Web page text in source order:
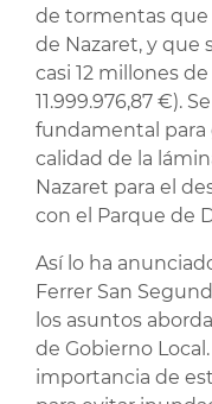
de tormentas que
de Nazaret, y que
casi 12 millones
11.999.976,87 €).
fundamental para
calidad de la
Nazaret para el
con el Parque de
Así lo ha
Ferrer San
los asuntos
de Gobierno
importancia de